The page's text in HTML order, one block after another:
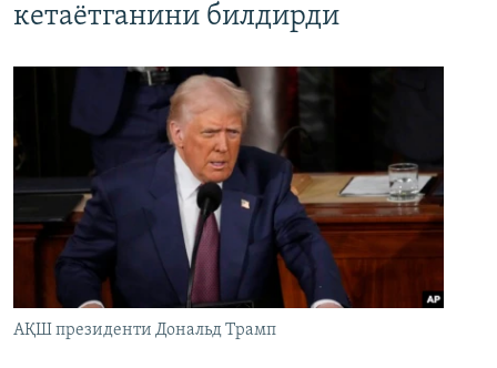
кетаётганини билдирди
АҚШ президенти Дональд Трамп